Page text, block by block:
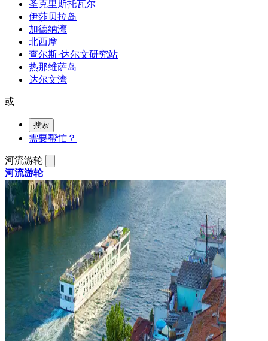
圣克里斯托瓦尔
伊莎贝拉岛
加德纳湾
北西摩
查尔斯·达尔文研究站
热那维萨岛
达尔文湾
或
搜索
需要帮忙？
河流游轮
河流游轮